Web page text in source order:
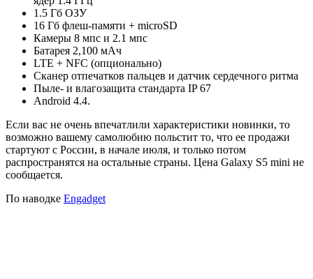
1.5 Гб ОЗУ
16 Гб флеш-памяти + microSD
Камеры 8 мпс и 2.1 мпс
Батарея 2,100 мАч
LTE + NFC (опционально)
Сканер отпечатков пальцев и датчик сердечного ритма
Пыле- и влагозащита стандарта IP 67
Android 4.4.
Если вас не очень впечатлили характеристики новинки, то
возможно вашему самолюбию польстит то, что ее продажи
стартуют с России, в начале июля, и только потом
распространятся на остальные страны. Цена Galaxy S5 mini не
сообщается.
По наводке Engadget